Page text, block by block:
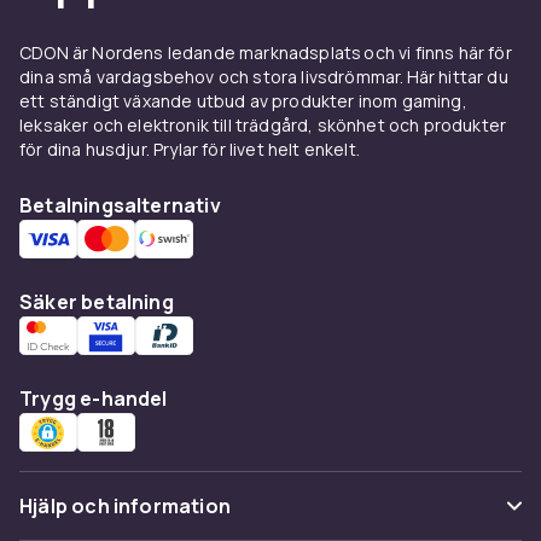
val för backpacking. Många av dessa tallrikar
går även att kombinera med tillhörande skål
och bestick i samma set, som Brivs tallrikslådor
med plats för tallrik, kåsa, spork och kryddburk.
Komplettera med rätt
tillbehör
En campingtallrik används sällan ensam. Vill du
ha ett komplett campingset är det värt att titta
på våra kategorier för
campingmuggar
maten lagas på plats behövs även ett
passargrilljärn
tillsammans med campingtallrikarna, ingår i vårt
breda sortiment förkokkärl och bestick för
camping.
CDON är Nordens ledande marknadsplats och vi finns här för
dina små vardagsbehov och stora livsdrömmar. Här hittar du
ett ständigt växande utbud av produkter inom gaming,
leksaker och elektronik till trädgård, skönhet och produkter
för dina husdjur. Prylar för livet helt enkelt.
Betalningsalternativ
Säker betalning
Trygg e-handel
Hjälp och information